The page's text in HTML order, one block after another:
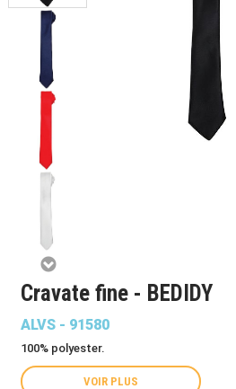
Cravate fine - BEDIDY
ALVS - 91580
100% polyester.
VOIR PLUS